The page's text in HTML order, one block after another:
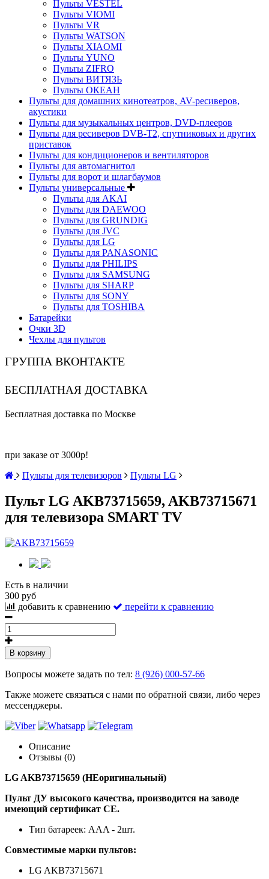
Пульты VESTEL
Пульты VIOMI
Пульты VR
Пульты WATSON
Пульты XIAOMI
Пульты YUNO
Пульты ZIFRO
Пульты ВИТЯЗЬ
Пульты ОКЕАН
Пульты для домашних кинотеатров, AV-ресиверов,
акустики
Пульты для музыкальных центров, DVD-плееров
Пульты для ресиверов DVB-T2, спутниковых и других
приставок
Пульты для кондиционеров и вентиляторов
Пульты для автомагнитол
Пульты для ворот и шлагбаумов
Пульты универсальные
Пульты для AKAI
Пульты для DAEWOO
Пульты для GRUNDIG
Пульты для JVC
Пульты для LG
Пульты для PANASONIC
Пульты для PHILIPS
Пульты для SAMSUNG
Пульты для SHARP
Пульты для SONY
Пульты для TOSHIBA
Батарейки
Очки 3D
Чехлы для пультов
ГРУППА ВКОНТАКТЕ
БЕСПЛАТНАЯ ДОСТАВКА
Бесплатная доставка по Москве
при заказе от 3000р!
Пульты для телевизоров
Пульты LG
Пульт LG AKB73715659, AKB73715671
для телевизора SMART TV
Есть в наличии
300 руб
добавить к сравнению
перейти к сравнению
В корзину
Вопросы можете задать по тел: 8 (926) 000-57-66
Также можете связаться с нами по обратной связи, либо через
мессенджеры.
Описание
Отзывы (0)
LG AKB73715659 (НЕоригинальный)
Пульт ДУ высокого качества, производится на заводе
имеющий сертификат CE.
Тип батареек: AAA - 2шт.
Совместимые марки пультов:
LG AKB73715671